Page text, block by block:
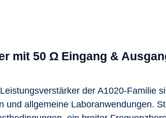
mit 50 Ω Eingang &
der A1020-Familie
und allgemeine Laboranwendungen.